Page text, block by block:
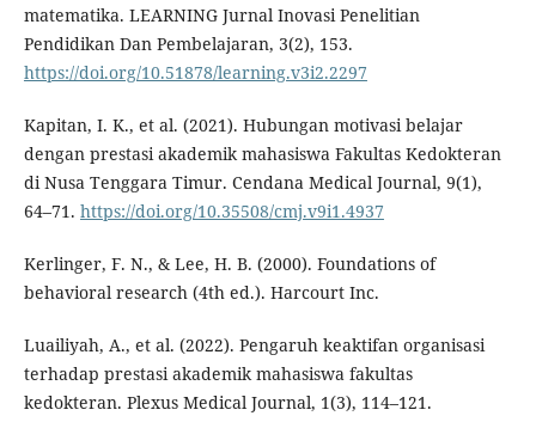
matematika. LEARNING Jurnal Inovasi Penelitian
Pendidikan Dan Pembelajaran, 3(2), 153.
https://doi.org/10.51878/learning.v3i2.2297
Kapitan, I. K., et al. (2021). Hubungan motivasi belajar
dengan prestasi akademik mahasiswa Fakultas Kedokteran
di Nusa Tenggara Timur. Cendana Medical Journal, 9(1),
64–71. https://doi.org/10.35508/cmj.v9i1.4937
Kerlinger, F. N., & Lee, H. B. (2000). Foundations of
behavioral research (4th ed.). Harcourt Inc.
Luailiyah, A., et al. (2022). Pengaruh keaktifan organisasi
terhadap prestasi akademik mahasiswa fakultas
kedokteran. Plexus Medical Journal, 1(3), 114–121.